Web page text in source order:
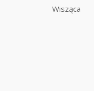
Wisząca